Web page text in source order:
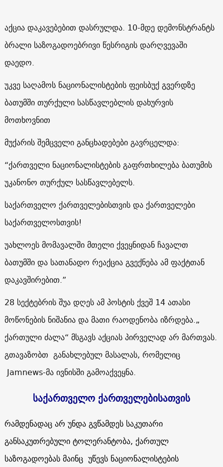
აქცია დაკავებებით დასრულდა. 10-მდე დემონსტრანტს
ბრალი საზოგადოებრივი წესრიგის დარღვევაში
დაედო.
უკვე საღამოს ნაციონალისტების ფეისბუქ გვერდზე
ბათუმში თურქული სასწავლებლის დახურვის
მოთხოვნით
მუქარის შემცველი განცხადებები გავრცელდა:
“ქართველი ნაციონალისტების გაფრთხილება ბათუმის
უკანონო თურქულ სასწავლებელს.
საქართველო ქართველებისთვის და ქართველები
საქართველოსთვის!
უახლოეს მომავალში მთელი ქვეყნიდან ჩავალთ
ბათუმში და სათანადო რეაქცია გვექნება ამ ფაქტთან
დაკავშირებით.”
28 სექტებრის შუა დღეს ამ პოსტის ქვეშ 14 ათასი
მოწონების ნიშანია და მათი რაოდენობა იზრდება.„
ქართული ძალა“ მსგავს აქციას პირველად არ მართვას.
გთავაზობთ განახლებულ მასალას, რომელიც
Jamnews-მა ივნისში გამოაქვეყნა.
საქართველო ქართველებისათვის
რამდენადაც არ უნდა გვწამდეს საკუთარი
განსაკუთრებული ტოლერანტობა, ქართულ
საზოგადოებას მაინც უწევს ნაციონალისტების